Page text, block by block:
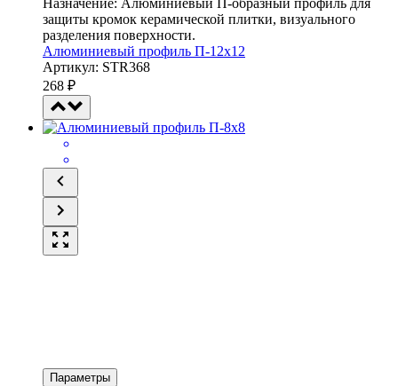
Назначение: Алюминиевый П-образный профиль для
защиты кромок керамической плитки, визуального
разделения поверхности.
Алюминиевый профиль П-12х12
Артикул: STR368
268 ₽
Параметры